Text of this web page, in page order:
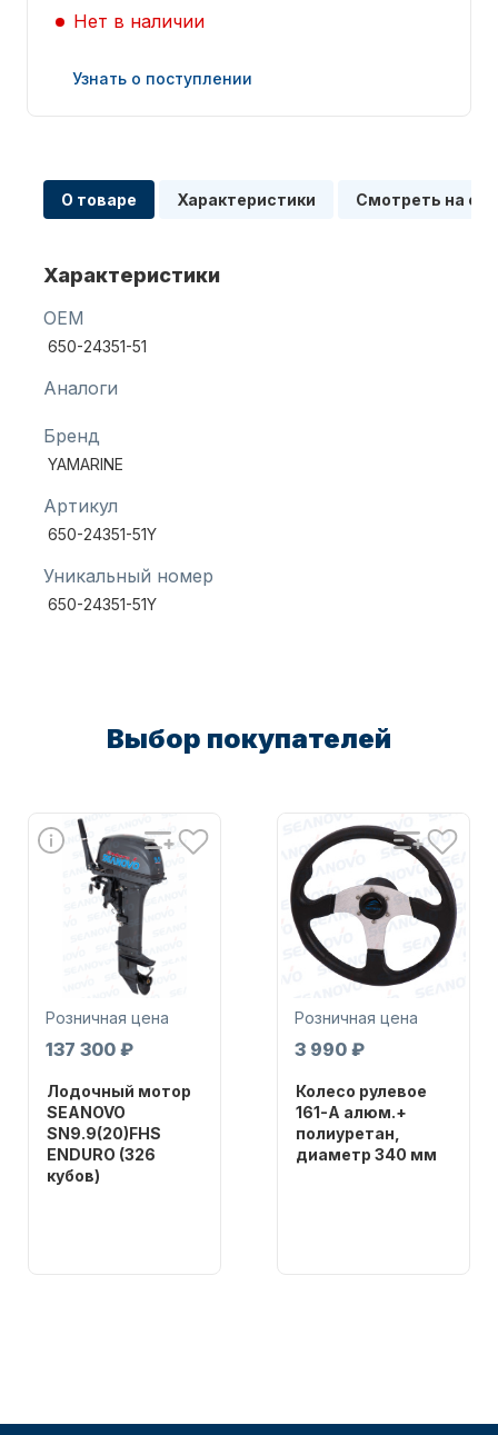
Запчасти для ПЛМ
Масла для лодочных моторов
Дистанционное управление
Аксессуары для лодок и
Нет в наличии
Узнать о поступлении
О товаре Характеристики Смотреть на
Характеристики
OEM
650-24351-51
Аналоги
Бренд
YAMARINE
Артикул
650-24351-51Y
Уникальный номер
650-24351-51Y
Выбор покупателей
Розничная цена
137 300 ₽
Лодочный мотор
SEANOVO
SN9.9(20)FHS
ENDURO (326
кубов)
Розничная цена
3 990 ₽
Колесо рулевое
161-A алюм.+
полиуретан,
диаметр 340 мм